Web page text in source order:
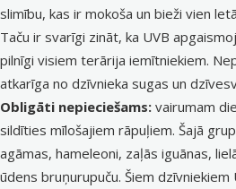
slimību, kas ir mokoša un bieži vien
Taču ir svarīgi zināt, ka UVB
pilnīgi visiem terārija iemītniekiem.
atkarīga no dzīvnieka sugas un
Obligāti nepieciešams: vairumam
sildīties mīlošajiem rāpuļiem. Šajā
agāmas, hameleoni, zaļās iguānas,
ūdens bruņurupuču. Šiem